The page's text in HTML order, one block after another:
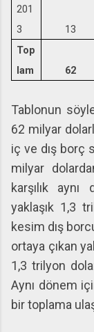
201
3
13
Top
lam
62
Tablonun
62 milyar
iç ve dış borç
milyar
karşılık aynı
yaklaşık 1,3
kesim dış
ortaya çıkan
1,3 trilyon
Aynı dönem
bir toplama